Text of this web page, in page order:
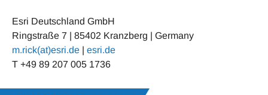
Esri Deutschland GmbH
Ringstraße 7 | 85402 Kranzberg | Germany
m.rick(at)esri.de | esri.de
T +49 89 207 005 1736